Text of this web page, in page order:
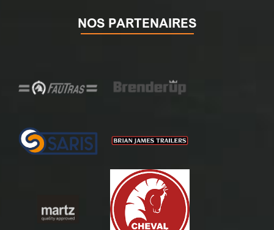
NOS PARTENAIRES